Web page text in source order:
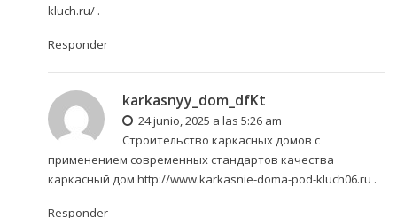
kluch.ru/.
Responder
karkasnyy_dom_dfKt
24 junio, 2025 a las 5:26 am
Строительство каркасных домов с
применением современных стандартов качества
каркасный дом http://www.karkasnie-doma-pod-kluch06.ru .
Responder